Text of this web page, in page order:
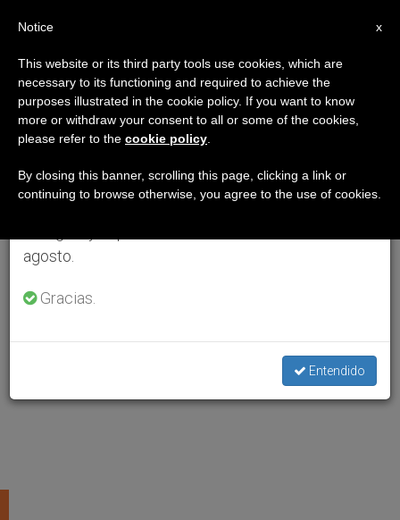
×
Aviso importante
Del 27 de julio al 7 de agosto haremos la pausa
anual, aprovechando que en el periodo de verano
se generan menos informaciones y también el
agosto.
Gracias.
Entendido
x
Notice
This website or its third party tools use cookies, which are
necessary to its functioning and required to achieve the
purposes illustrated in the cookie policy. If you want to know
more or withdraw your consent to all or some of the cookies,
please refer to the cookie policy
By closing this banner, scrolling this page, clicking a link or
continuing to browse otherwise, you agree to the use of cookies.